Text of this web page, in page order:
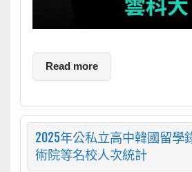
Read more
2025年公私立高中韓國留學
術院等名校人次統計